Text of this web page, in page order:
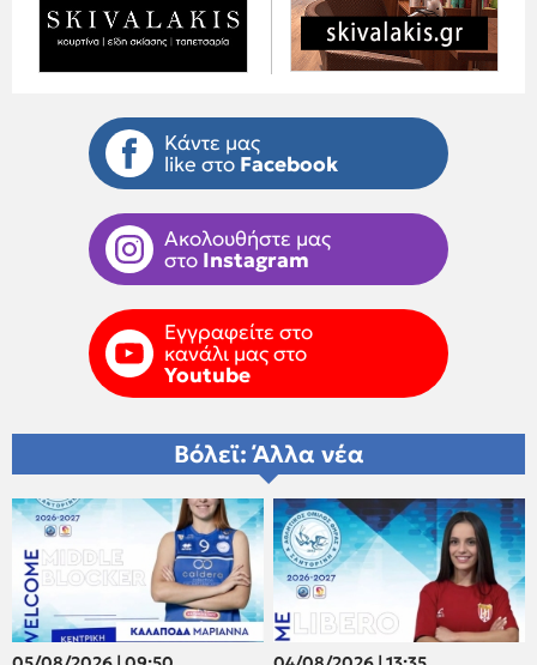
Κάντε μας
like στο Facebook
Ακολουθήστε μας
στο Instagram
Εγγραφείτε στο
κανάλι μας στο
Youtube
Βόλεϊ: Άλλα νέα